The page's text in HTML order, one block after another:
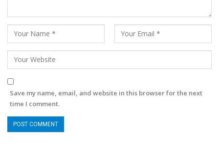
Save my name, email, and website in this browser for the next
time I comment.